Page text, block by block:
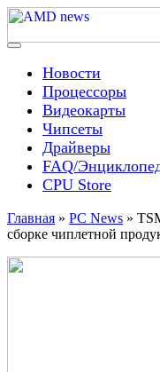
Skip
content
AMD news
Menu
Новости
Процессоры
Видеокарты
Чипсеты
Драйверы
FAQ/
CPU Store
Главная » PC News »
сборке чиплетной